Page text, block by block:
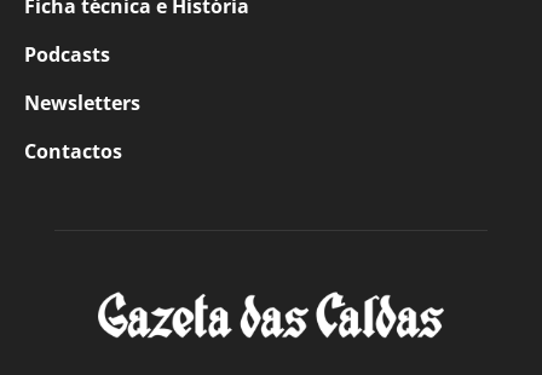
Ficha técnica e História
Podcasts
Newsletters
Contactos